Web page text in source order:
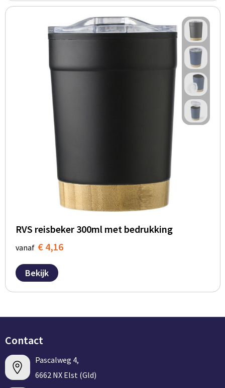
RVS reisbeker 300ml met bedrukking
vanaf € 4,16
Bekijk
Contact
Pascalweg 4,
6662 NX Elst (Gld)